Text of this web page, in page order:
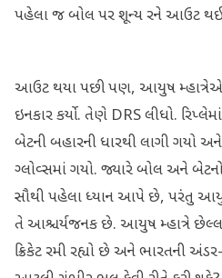
પહેલા જ બોલ પર શૂન્ય રને આઉટ
આઉટ થયા પછી પણ, આયુષ મ્હાત્રેએ
ઇનકાર કર્યો. તેણે DRS લીધો.
બેટની બહારની ધારથી લાગી ગયો
ગ્લોવ્સમાં ગયો. જ્યારે બોલ અને
સૌથી પહેલા ધ્યાન આપે છે, પરંતુ આયુષ
તે આશ્ચર્યજનક છે. આયુષ મ્હાત્રે
ક્રિકેટ રમી રહ્યો છે અને ભારતની